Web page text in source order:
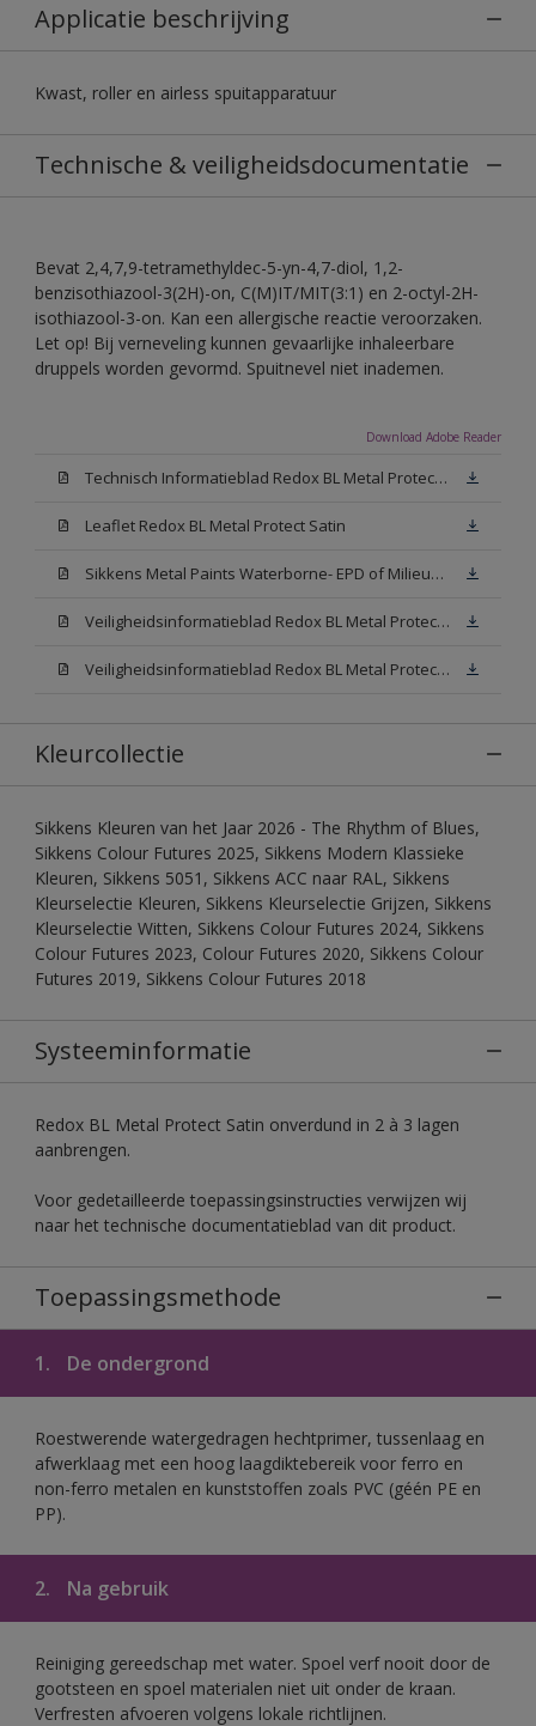
Applicatie beschrijving
Kwast, roller en airless spuitapparatuur
Technische & veiligheidsdocumentatie
Bevat 2,4,7,9-tetramethyldec-5-yn-4,7-diol, 1,2-
benzisothiazool-3(2H)-on, C(M)IT/MIT(3:1) en 2-octyl-2H-
isothiazool-3-on. Kan een allergische reactie veroorzaken.
Let op! Bij verneveling kunnen gevaarlijke inhaleerbare
druppels worden gevormd. Spuitnevel niet inademen.
Download Adobe Reader
Technisch Informatieblad Redox BL Metal Protect (PDF)
Leaflet Redox BL Metal Protect Satin
Sikkens Metal Paints Waterborne- EPD of Milieuproductverklaring
Veiligheidsinformatieblad Redox BL Metal Protect Satin N00 (MSDS)
Veiligheidsinformatieblad Redox BL Metal Protect Satin White W05 (MSDS)
Kleurcollectie
Sikkens Kleuren van het Jaar 2026 - The Rhythm of Blues,
Sikkens Colour Futures 2025, Sikkens Modern Klassieke
Kleuren, Sikkens 5051, Sikkens ACC naar RAL, Sikkens
Kleurselectie Kleuren, Sikkens Kleurselectie Grijzen, Sikkens
Kleurselectie Witten, Sikkens Colour Futures 2024, Sikkens
Colour Futures 2023, Colour Futures 2020, Sikkens Colour
Futures 2019, Sikkens Colour Futures 2018
Systeeminformatie
Redox BL Metal Protect Satin onverdund in 2 à 3 lagen
aanbrengen.
Voor gedetailleerde toepassingsinstructies verwijzen wij
naar het technische documentatieblad van dit product.
Toepassingsmethode
1. De ondergrond
Roestwerende watergedragen hechtprimer, tussenlaag en
afwerklaag met een hoog laagdiktebereik voor ferro en
non-ferro metalen en kunststoffen zoals PVC (géén PE en
PP).
2. Na gebruik
Reiniging gereedschap met water. Spoel verf nooit door de
gootsteen en spoel materialen niet uit onder de kraan.
Verfresten afvoeren volgens lokale richtlijnen.